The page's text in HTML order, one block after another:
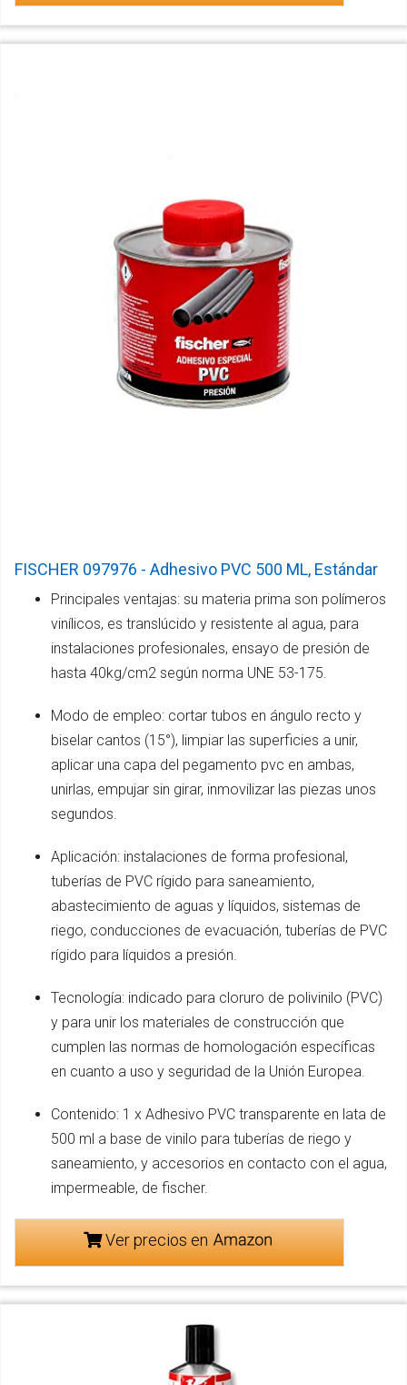
FISCHER 097976 - Adhesivo PVC 500 ML, Estándar
Principales ventajas: su materia prima son polímeros
vinílicos, es translúcido y resistente al agua, para
instalaciones profesionales, ensayo de presión de
hasta 40kg/cm2 según norma UNE 53-175.
Modo de empleo: cortar tubos en ángulo recto y
biselar cantos (15°), limpiar las superficies a unir,
aplicar una capa del pegamento pvc en ambas,
unirlas, empujar sin girar, inmovilizar las piezas unos
segundos.
Aplicación: instalaciones de forma profesional,
tuberías de PVC rígido para saneamiento,
abastecimiento de aguas y líquidos, sistemas de
riego, conducciones de evacuación, tuberías de PVC
rígido para líquidos a presión.
Tecnología: indicado para cloruro de polivinilo (PVC)
y para unir los materiales de construcción que
cumplen las normas de homologación específicas
en cuanto a uso y seguridad de la Unión Europea.
Contenido: 1 x Adhesivo PVC transparente en lata de
500 ml a base de vinilo para tuberías de riego y
saneamiento, y accesorios en contacto con el agua,
impermeable, de fischer.
Ver precios en